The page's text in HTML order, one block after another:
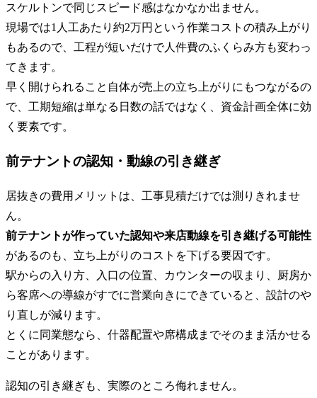
スケルトンで同じスピード感はなかなか出ません。
現場では1人工あたり約2万円という作業コストの積み上がり
もあるので、工程が短いだけで人件費のふくらみ方も変わっ
てきます。
早く開けられること自体が売上の立ち上がりにもつながるの
で、工期短縮は単なる日数の話ではなく、資金計画全体に効
く要素です。
前テナントの認知・動線の引き継ぎ
居抜きの費用メリットは、工事見積だけでは測りきれませ
ん。
前テナントが作っていた認知や来店動線を引き継げる可能性
があるのも、立ち上がりのコストを下げる要因です。
駅からの入り方、入口の位置、カウンターの収まり、厨房か
ら客席への導線がすでに営業向きにできていると、設計のや
り直しが減ります。
とくに同業態なら、什器配置や席構成までそのまま活かせる
ことがあります。
認知の引き継ぎも、実際のところ侮れません。